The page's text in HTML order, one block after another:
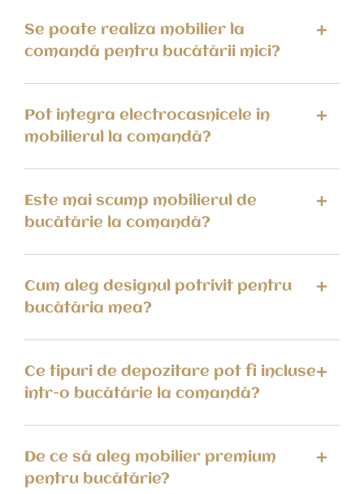
Se poate realiza mobilier la
comandă pentru bucătării mici?
Pot integra electrocasnicele în
mobilierul la comandă?
Este mai scump mobilierul de
bucătărie la comandă?
Cum aleg designul potrivit pentru
bucătăria mea?
Ce tipuri de depozitare pot fi incluse
într-o bucătărie la comandă?
De ce să aleg mobilier premium
pentru bucătărie?